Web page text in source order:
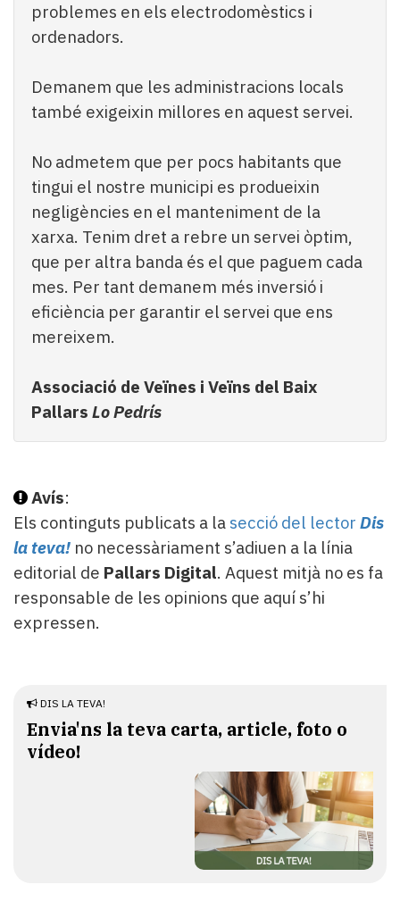
problemes en els electrodomèstics i
ordenadors.
Demanem que les administracions locals
també exigeixin millores en aquest servei.
No admetem que per pocs habitants que
tingui el nostre municipi es produeixin
negligències en el manteniment de la
xarxa. Tenim dret a rebre un servei òptim,
que per altra banda és el que paguem cada
mes. Per tant demanem més inversió i
eficiència per garantir el servei que ens
mereixem.
Associació de Veïnes i Veïns del Baix
Pallars Lo Pedrís
Avís:
Els continguts publicats a la secció del lector Dis
la teva! no necessàriament s’adiuen a la línia
editorial de Pallars Digital. Aquest mitjà no es fa
responsable de les opinions que aquí s’hi
expressen.
DIS LA TEVA!
Envia'ns la teva carta, article, foto o
vídeo!